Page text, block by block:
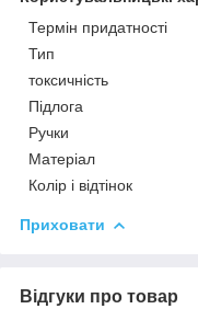
Термін придатності
Тип
токсичність
Підлога
Ручки
Матеріал
Колір і відтінок
Приховати
Відгуки про товар